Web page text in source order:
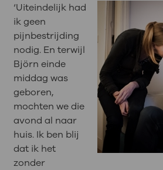
‘Uiteindelijk had
ik geen
pijnbestrijding
nodig. En terwijl
Björn einde
middag was
geboren,
mochten we die
avond al naar
huis. Ik ben blij
dat ik het
zonder